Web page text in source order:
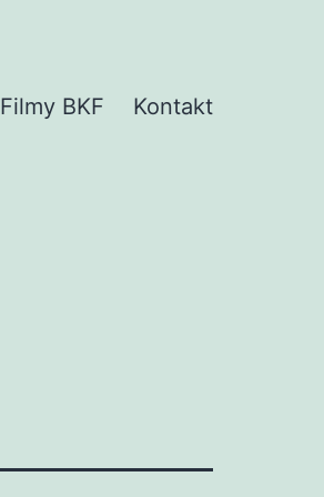
Filmy BKF Kontakt